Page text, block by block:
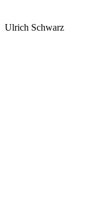
Ulrich Schwarz